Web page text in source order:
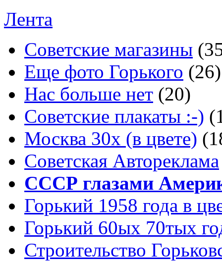
Лента
Советские магазины
Еще фото Горького (26)
Нас больше нет (20)
Советские плакаты :-)
Москва 30x (в цвете)
Советская Автореклама
СССР глазами
Горький 1958 года в
Горький 60ых 70тых
Строительство